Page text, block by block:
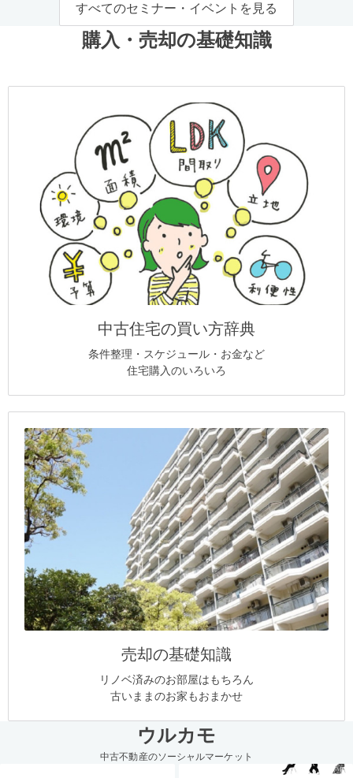
すべてのセミナー・イベントを見る
購入・売却の基礎知識
中古住宅の買い方辞典
条件整理・スケジュール・お金など
住宅購入のいろいろ
売却の基礎知識
リノベ済みのお部屋はもちろん
古いままのお家もおまかせ
ウルカモ
中古不動産のソーシャルマーケット